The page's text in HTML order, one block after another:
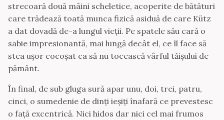
strecoară două mâini scheletice, acoperite de bătături
care trădează toată munca fizică asiduă de care Kütz
a dat dovadă de-a lungul vieții. Pe spatele său cară o
sabie impresionantă, mai lungă decât el, ce îl face să
stea ușor cocoșat ca să nu tocească vârful tăișului de
pământ.
În final, de sub gluga sură apar unu, doi, trei, patru,
cinci, o sumedenie de dinți ieșiți înafară ce prevestesc
o față excentrică. Nici hidos dar nici cel mai frumos